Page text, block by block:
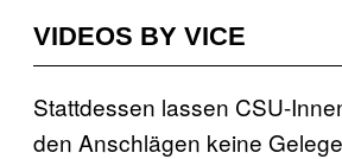
VIDEOS BY VICE
Stattdessen lassen CSU-
den Anschlägen keine